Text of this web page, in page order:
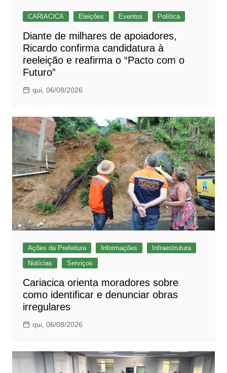
CARIACICA Eleições Eventos Política
Diante de milhares de apoiadores,
Ricardo confirma candidatura à
reeleição e reafirma o “Pacto com o
Futuro”
qui, 06/08/2026
Ações da Prefeitura Informações
Infraestrutura
Notícias
Serviços
Cariacica orienta moradores sobre
como identificar e denunciar obras
irregulares
qui, 06/08/2026